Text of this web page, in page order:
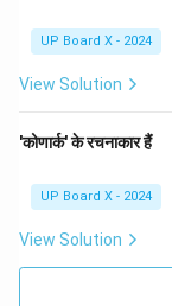
UP Board X - 2024
View Solution
'कोणार्क' के रचनाकार हैं
UP Board X - 2024
View Solution